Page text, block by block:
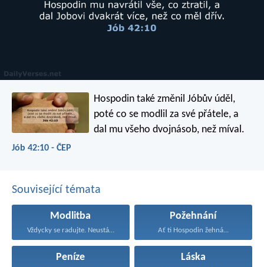
Hospodin také změnil Jóbův úděl,
poté co se modlil za své přátele, a
dal mu všeho dvojnásob, než míval.
Jób 42:10 - ČEP
Související témata
Modlitba
Vždycky se radujte. Neustále...
Požehnání
Ať ti Hospodin žehná...
Peníze Láska